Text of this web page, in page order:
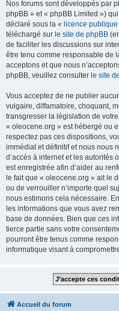
Nos forums sont développés par
phpBB » et « phpBB Limited »)
déclaré sous la « licence
téléchargé sur le site de phpBB
de faciliter les discussions sur
être tenu comme responsable de
acceptons et que nous
phpBB, veuillez consulter le site
Vous acceptez de ne publier
vulgaire, diffamatoire, choquant,
transgresser la législation de
« oleocene.org » est hébergé ou
respectez pas ces dispositions,
immédiat et définitif et nous nous
d’accès à internet et les autorités
est enregistrée afin d’aider au
le fait que « oleocene.org » ait le
ou de verrouiller n’importe quel
nous estimons cela nécessaire.
les informations que vous avez
base de données. Bien que ces
tierce partie sans votre
pourront être tenus comme
informatique visant à
Accueil du forum